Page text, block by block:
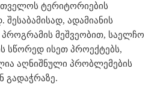
ტერიტორიების
ადამიანის
პროგრამის მეშვეობით, საელჩო
სწორედ ისეთ პროექტებს,
აღნიშნული პრობლემების
გადაჭრაზე.